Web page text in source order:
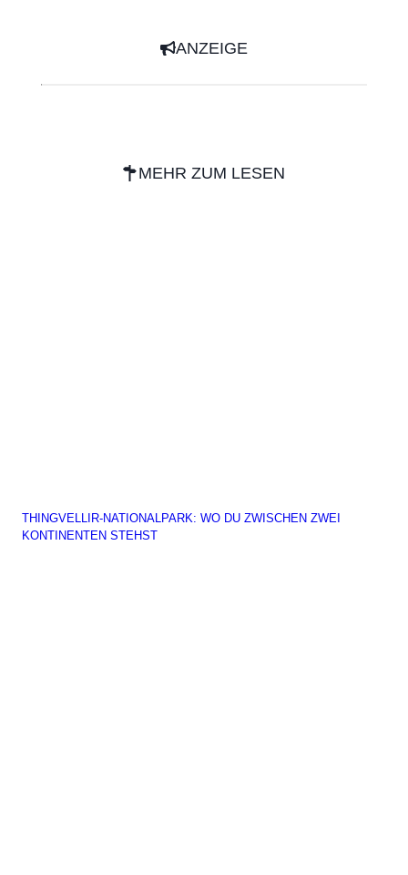
ANZEIGE
MEHR ZUM LESEN
THINGVELLIR-NATIONALPARK: WO DU ZWISCHEN ZWEI
KONTINENTEN STEHST